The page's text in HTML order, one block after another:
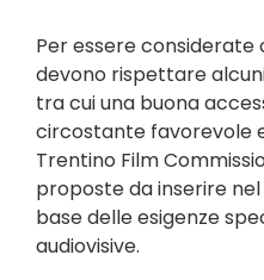
Per essere
devono rispettare
tra cui una buona
circostante favorevole
Trentino Film
proposte da inserire
base delle esigenze
audiovisive.